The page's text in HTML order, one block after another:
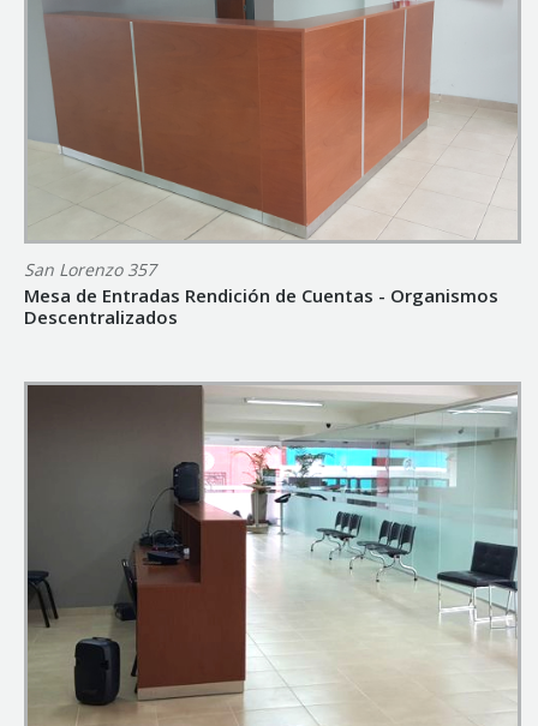
San Lorenzo 357
Mesa de Entradas Rendición de Cuentas - Organismos
Descentralizados